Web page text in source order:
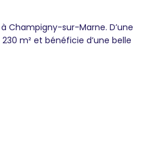
Champigny-sur-Marne. D’une
m² et bénéficie d’une belle